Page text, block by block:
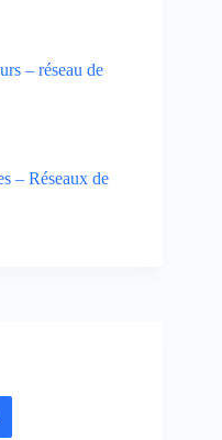
– réseau de
– Réseaux de